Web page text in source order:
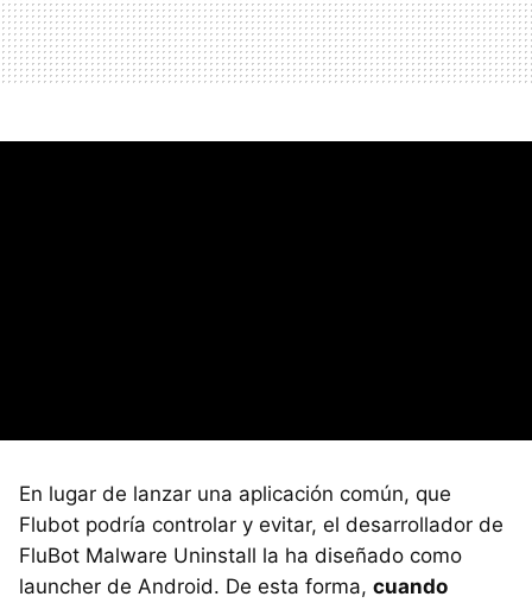
En lugar de lanzar una aplicación común, que
Flubot podría controlar y evitar, el desarrollador de
FluBot Malware Uninstall la ha diseñado como
launcher de Android. De esta forma, cuando